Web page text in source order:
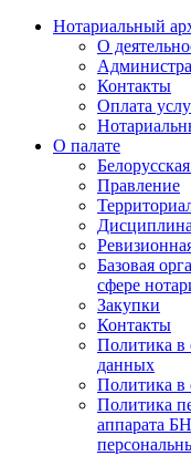
Нотариальный
О
Контакты
Оплата
О палате
Правление
Базовая
сфере
Закупки
Контакты
Политика в
данных
Политика в
Политика
аппарата